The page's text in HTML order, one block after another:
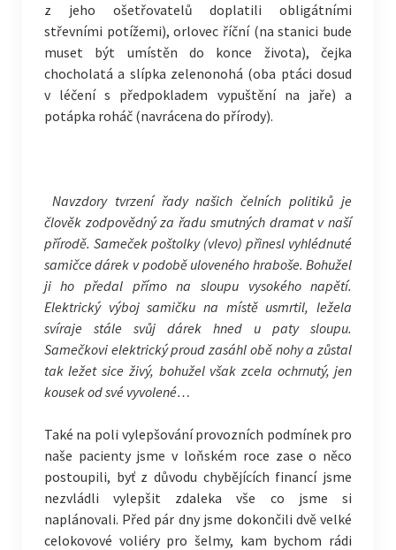
z jeho ošetřovatelů doplatili obligátními
střevními potížemi), orlovec říční (na stanici bude
muset být umístěn do konce života), čejka
chocholatá a slípka zelenonohá (oba ptáci dosud
v léčení s předpokladem vypuštění na jaře) a
potápka roháč (navrácena do přírody).
Navzdory tvrzení řady našich čelních politiků je
člověk zodpovědný za řadu smutných dramat v naší
přírodě. Sameček poštolky (vlevo) přinesl vyhlédnuté
samičce dárek v podobě uloveného hraboše. Bohužel
ji ho předal přímo na sloupu vysokého napětí.
Elektrický výboj samičku na místě usmrtil, ležela
svíraje stále svůj dárek hned u paty sloupu.
Samečkovi elektrický proud zasáhl obě nohy a zůstal
tak ležet sice živý, bohužel však zcela ochrnutý, jen
kousek od své vyvolené…
Také na poli vylepšování provozních podmínek pro
naše pacienty jsme v loňském roce zase o něco
postoupili, byť z důvodu chybějících financí jsme
nezvládli vylepšit zdaleka vše co jsme si
naplánovali. Před pár dny jsme dokončili dvě velké
celokovové voliéry pro šelmy, kam bychom rádi